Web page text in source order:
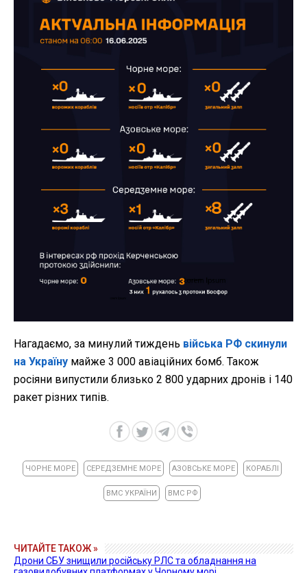
Нагадаємо, за минулий тиждень війська РФ скинули
на Україну майже 3 000 авіаційних бомб. Також
росіяни випустили близько 2 800 ударних дронів і 140
ракет різних типів.
ЧОРНЕ МОРЕ СЕРЕДЗЕМНЕ МОРЕ АЗОВСЬКЕ МОРЕ КОРАБЛІ
ВМС УКРАЇНИ ВМС РФ
ЧИТАЙТЕ ТАКОЖ »
Дрони СБУ знищили російську РЛС та обладнання на